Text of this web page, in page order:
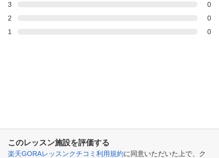
3
0
2
0
1
0
このレッスン施設を評価する
楽天GORAレッスンクチコミ利用規約に同意いただいた上で、ク